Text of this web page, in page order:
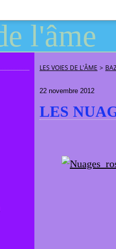
LES VOIES DE L'ÂME >
22 novembre 2012
LES